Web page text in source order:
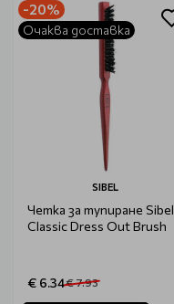
-20%
Очаква доставка
SIBEL
Четка за тупиране Sibel
Classic Dress Out Brush
€ 6.34€ 7.93